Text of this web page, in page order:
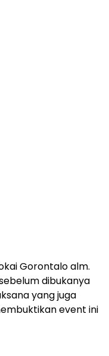
Gorontalo alm.
dibukanya
yang juga
event ini